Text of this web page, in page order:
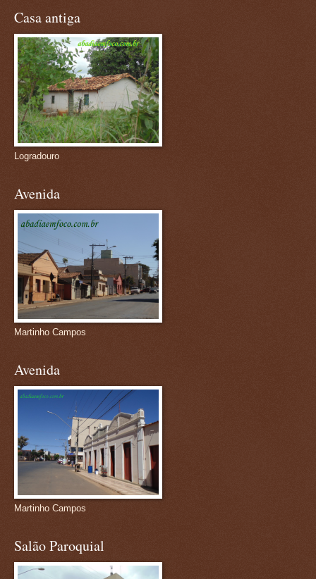
Casa antiga
Logradouro
Avenida
Martinho Campos
Avenida
Martinho Campos
Salão Paroquial